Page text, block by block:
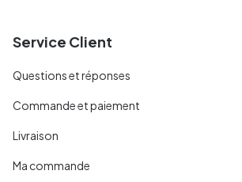
Service Client
Questions et réponses
Commande et paiement
Livraison
Ma commande